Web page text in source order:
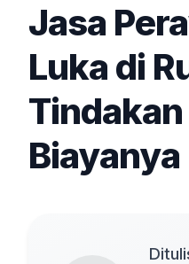
Jasa
Luka di
Biayanya